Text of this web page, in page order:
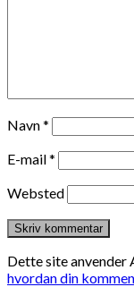
Navn*
E-mail*
Websted
Dette site anvender
hvordan din